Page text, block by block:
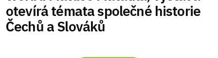
otevírá témata společné historie
Čechů a Slováků